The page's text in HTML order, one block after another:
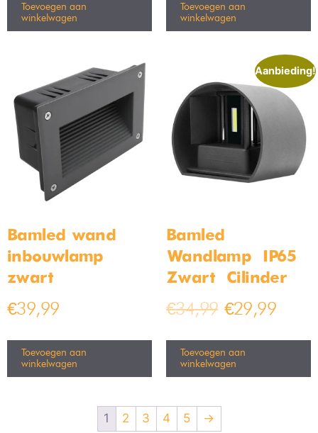
Toevoegen aan
winkelwagen
Toevoegen aan
winkelwagen
Bamled wand
inbouwlamp
zwart
€39,99
Toevoegen aan
winkelwagen
Aanbieding!
Bamled
Wandlamp – IP65 –
Zwart – Cilinder
€34,99 €29,99
Toevoegen aan
winkelwagen
1 2 3 4 5 →